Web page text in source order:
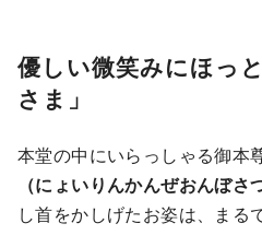
優しい微笑みにほっ
さま」
本堂の中にいらっしゃる御本
（にょいりんかんぜおんぼさ
し首をかしげたお姿は、まる